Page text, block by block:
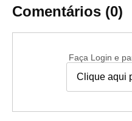
Comentários (0)
Faça Login e
Clique aqui